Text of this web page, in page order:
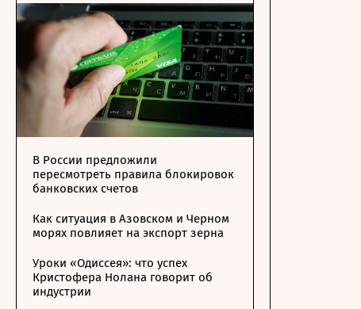
В России предложили
пересмотреть правила блокировок
банковских счетов
Как ситуация в Азовском и Черном
морях повлияет на экспорт зерна
Уроки «Одиссея»: что успех
Кристофера Нолана говорит об
индустрии